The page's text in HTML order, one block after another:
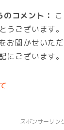
コメント：
うございます
お聞かせいた
にございます。
スポンサーリン